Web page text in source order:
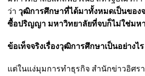
ว่า วุฒิการศึกษาที่ได้มาทั้งหมดเป็นของ
ซื้อปริญญา มหาวิทยาลัยที่จบก็ไม่ใช่มห
ข้อเท็จจริงเรื่องวุฒิการศึกษาเป็นอย่างไ
แต่ในแง่มุมการทำธุรกิจ สำนักข่าวอิศร